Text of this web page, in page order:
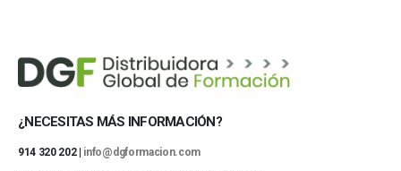
¿NECESITAS MÁS INFORMACIÓN?
914 320 202 | info@dgformacion.com